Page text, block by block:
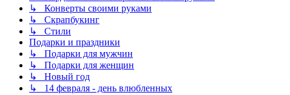
↳ Конверты своими руками
↳ Скрапбукинг
↳ Стили
Подарки и праздники
↳ Подарки для мужчин
↳ Подарки для женщин
↳ Новый год
↳ 14 февраля - день влюбленных